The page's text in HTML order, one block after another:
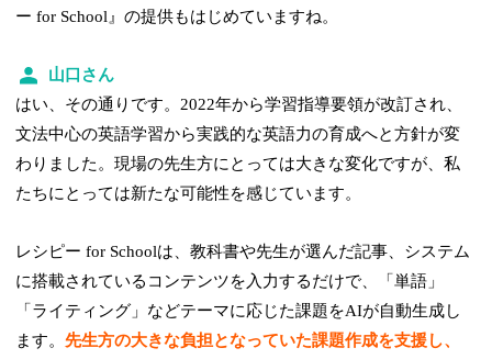
ー for School』の提供もはじめていますね。
山口さん
はい、その通りです。2022年から学習指導要領が改訂され、
文法中心の英語学習から実践的な英語力の育成へと方針が変
わりました。現場の先生方にとっては大きな変化ですが、私
たちにとっては新たな可能性を感じています。
レシピー for Schoolは、教科書や先生が選んだ記事、システム
に搭載されているコンテンツを入力するだけで、「単語」
「ライティング」などテーマに応じた課題をAIが自動生成し
ます。先生方の大きな負担となっていた課題作成を支援し、